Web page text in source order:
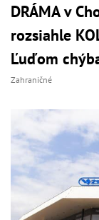
DRÁMA v
rozsiahle
Ľuďom
Zahraničné